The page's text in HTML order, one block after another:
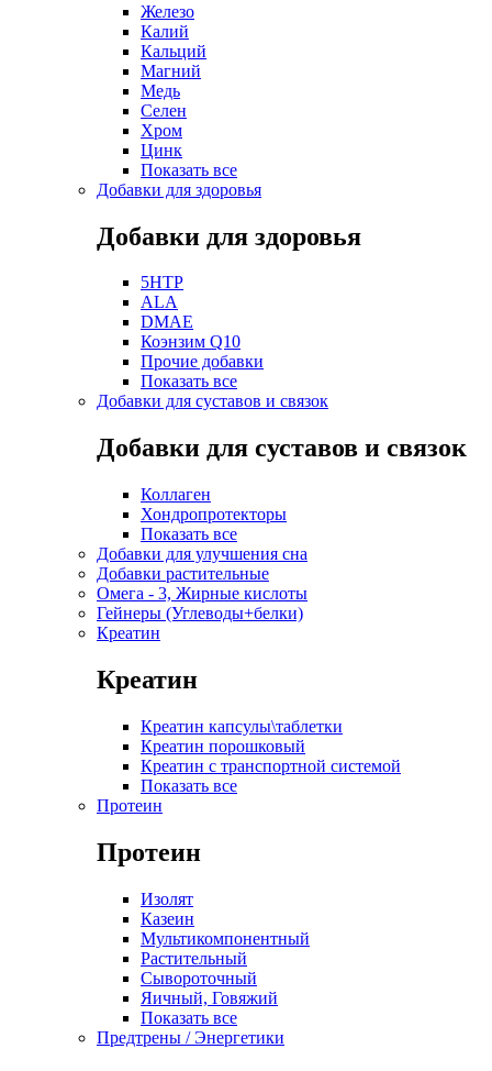
Железо
Калий
Кальций
Магний
Медь
Селен
Хром
Цинк
Показать все
Добавки для здоровья
Добавки для здоровья
5HTP
ALA
DMAE
Коэнзим Q10
Прочие добавки
Показать все
Добавки для суставов и связок
Добавки для суставов и связок
Коллаген
Хондропротекторы
Показать все
Добавки для улучшения сна
Добавки растительные
Омега - 3, Жирные кислоты
Гейнеры (Углеводы+белки)
Креатин
Креатин
Креатин капсулы\таблетки
Креатин порошковый
Креатин с транспортной системой
Показать все
Протеин
Протеин
Изолят
Казеин
Мультикомпонентный
Растительный
Сывороточный
Яичный, Говяжий
Показать все
Предтрены / Энергетики